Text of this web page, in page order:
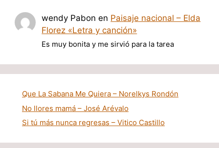
wendy Pabon en Paisaje nacional – Elda
Florez «Letra y canción»
Es muy bonita y me sirvió para la tarea
Que La Sabana Me Quiera – Norelkys Rondón
No llores mamá – José Arévalo
Si tú más nunca regresas – Vitico Castillo